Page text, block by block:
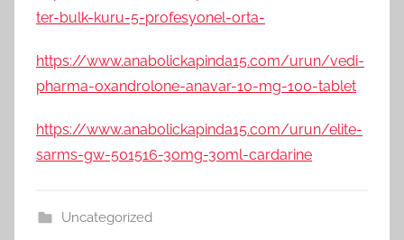
ter-bulk-kuru-5-profesyonel-orta-
https://www.anabolickapinda15.com/urun/vedi-
pharma-oxandrolone-anavar-10-mg-100-tablet
https://www.anabolickapinda15.com/urun/elite-
sarms-gw-501516-30mg-30ml-cardarine
Uncategorized